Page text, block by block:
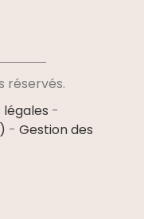
réservés.
légales -
-Gestion des